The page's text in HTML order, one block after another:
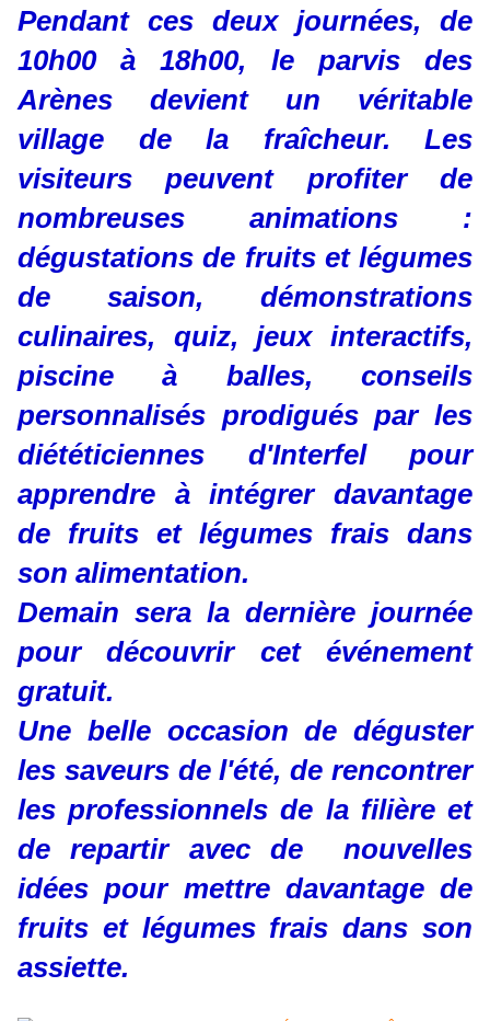
Pendant ces deux journées, de
10h00 à 18h00, le parvis des
Arènes devient un véritable
village de la fraîcheur. Les
visiteurs peuvent profiter de
nombreuses animations :
dégustations de fruits et légumes
de saison, démonstrations
culinaires, quiz, jeux interactifs,
piscine à balles, conseils
personnalisés prodigués par les
diététiciennes d'Interfel pour
apprendre à intégrer davantage
de fruits et légumes frais dans
son alimentation.
Demain sera la dernière journée
pour découvrir cet événement
gratuit.
Une belle occasion de déguster
les saveurs de l'été, de rencontrer
les professionnels de la filière et
de repartir avec de nouvelles
idées pour mettre davantage de
fruits et légumes frais dans son
assiette.